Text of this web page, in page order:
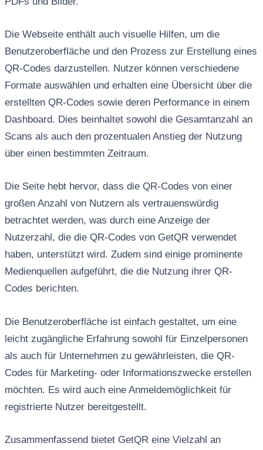
Die Webseite enthält auch visuelle Hilfen, um die
Benutzeroberfläche und den Prozess zur Erstellung eines
QR-Codes darzustellen. Nutzer können verschiedene
Formate auswählen und erhalten eine Übersicht über die
erstellten QR-Codes sowie deren Performance in einem
Dashboard. Dies beinhaltet sowohl die Gesamtanzahl an
Scans als auch den prozentualen Anstieg der Nutzung
über einen bestimmten Zeitraum.
Die Seite hebt hervor, dass die QR-Codes von einer
großen Anzahl von Nutzern als vertrauenswürdig
betrachtet werden, was durch eine Anzeige der
Nutzerzahl, die die QR-Codes von GetQR verwendet
haben, unterstützt wird. Zudem sind einige prominente
Medienquellen aufgeführt, die die Nutzung ihrer QR-
Codes berichten.
Die Benutzeroberfläche ist einfach gestaltet, um eine
leicht zugängliche Erfahrung sowohl für Einzelpersonen
als auch für Unternehmen zu gewährleisten, die QR-
Codes für Marketing- oder Informationszwecke erstellen
möchten. Es wird auch eine Anmeldemöglichkeit für
registrierte Nutzer bereitgestellt.
Zusammenfassend bietet GetQR eine Vielzahl an